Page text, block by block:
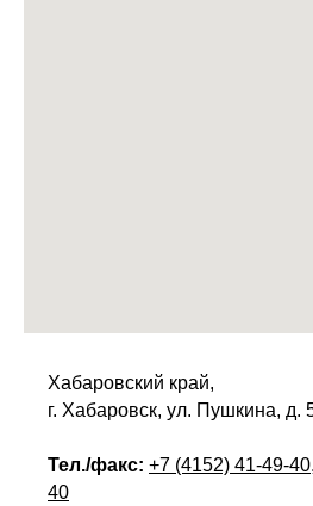
Хабаровский край,
г. Хабаровск, ул. Пушкина, д.
Тел./факс: +7 (4152) 41-49-40
40